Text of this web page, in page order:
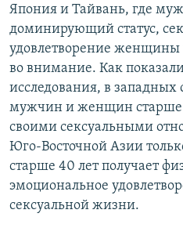
Япония и Тайвань, где
доминирующий статус,
удовлетворение женщины
во внимание. Как
исследования, в западных
мужчин и женщин старше
своими сексуальными
Юго-Восточной Азии
старше 40 лет получает
эмоциональное
сексуальной жизни.